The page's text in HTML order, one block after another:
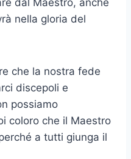
dal Maestro, anche
nella gloria del
che la nostra fede
discepoli e
possiamo
coloro che il Maestro
a tutti giunga il